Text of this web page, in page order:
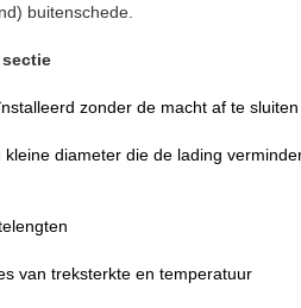
buitenschede.
zonder de macht af te sluiten
kleine diameter die de lading
van treksterkte en temperatuur